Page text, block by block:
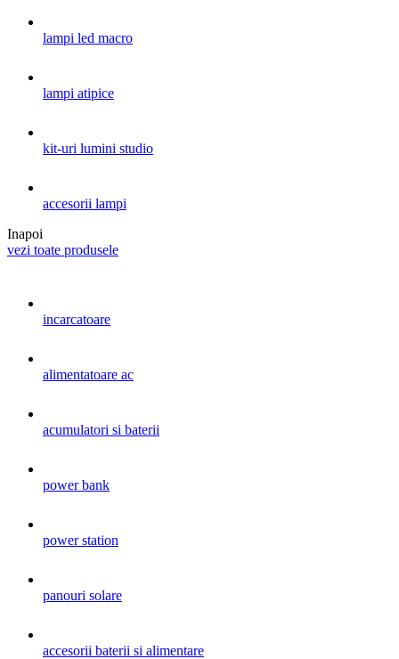
lampi led macro
lampi atipice
kit-uri lumini studio
accesorii lampi
Inapoi
vezi toate produsele
incarcatoare
alimentatoare ac
acumulatori si baterii
power bank
power station
panouri solare
accesorii baterii si alimentare